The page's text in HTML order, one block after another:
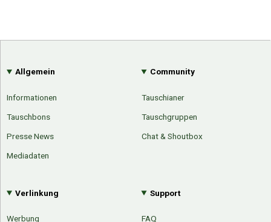
Allgemein
Informationen
Tauschbons
Presse News
Mediadaten
Community
Tauschianer
Tauschgruppen
Chat & Shoutbox
Verlinkung
Werbung
Support
FAQ